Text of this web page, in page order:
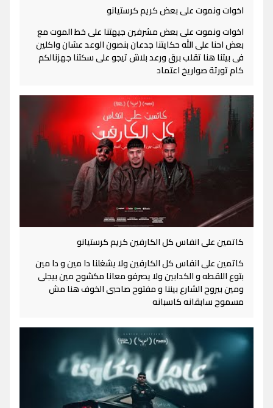
اخوات ونموت على بعض كريم كرستيانو
اخوات ونموت على بعض مشرفين جيهتنا على خط الموت مع
بعض احنا على الله حكايتنا جدعان بنصون الوعد عشان واكلين
فى بيتنا هنا تقلب برق ورعد بلاش تيجو على سكتنا جهزنالكم
كام تورتة صواريخ اعتماد
كاتمين على انفاس كل الكارفين كريم كرستيانو
كاتمين على انفاس كل الكارفين ولا يشغلنا دا مين و دا مين
بتوع اللقطه و الكدابين ولا يصرفو معانا مكشوح مين بيجلى
ومين بيروح الشارع بيننا و مفتوح صاحبى الخوف هنا مش
مسموح سابقانه كاسبانه